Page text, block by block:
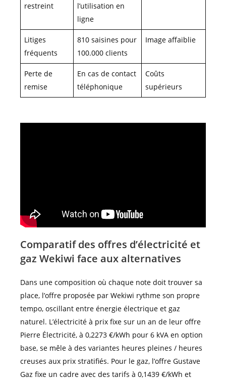
restreint
l’utilisation en
ligne
Litiges
fréquents
810 saisines pour
100.000 clients
Image affaiblie
Perte de
remise
En cas de contact
téléphonique
Coûts
supérieurs
Comparatif des offres d’électricité et
gaz Wekiwi face aux alternatives
Dans une composition où chaque note doit trouver sa
place, l’offre proposée par Wekiwi rythme son propre
tempo, oscillant entre énergie électrique et gaz
naturel. L’électricité à prix fixe sur un an de leur offre
Pierre Électricité, à 0,2273 €/kWh pour 6 kVA en option
base, se mêle à des variantes heures pleines / heures
creuses aux prix stratifiés. Pour le gaz, l’offre Gustave
Gaz fixe un cadre avec des tarifs à 0,1439 €/kWh et